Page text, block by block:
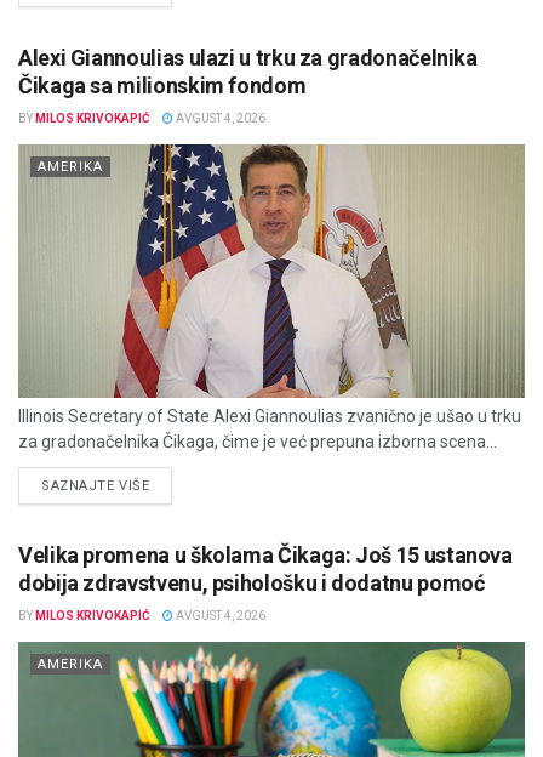
Alexi Giannoulias ulazi u trku za gradonačelnika
Čikaga sa milionskim fondom
BY MILOS KRIVOKAPIĆ AVGUST 4, 2026
AMERIKA
Illinois Secretary of State Alexi Giannoulias zvanično je ušao u trku
za gradonačelnika Čikaga, čime je već prepuna izborna scena...
SAZNAJTE VIŠEDETAILS
Velika promena u školama Čikaga: Još 15 ustanova
dobija zdravstvenu, psihološku i dodatnu pomoć
BY MILOS KRIVOKAPIĆ AVGUST 4, 2026
AMERIKA